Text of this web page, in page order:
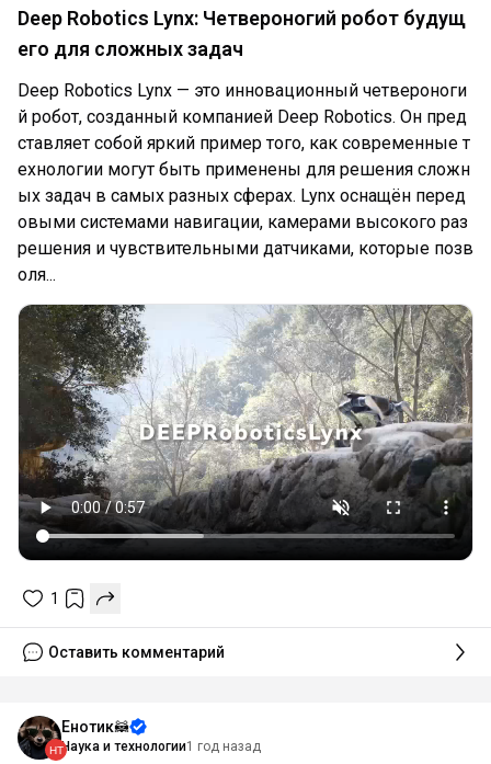
Deep Robotics Lynx: Четвероногий робот будущ
его для сложных задач
Deep Robotics Lynx — это инновационный четвероноги
й робот, созданный компанией Deep Robotics. Он пред
ставляет собой яркий пример того, как современные т
ехнологии могут быть применены для решения сложн
ых задач в самых разных сферах. Lynx оснащён перед
овыми системами навигации, камерами высокого раз
решения и чувствительными датчиками, которые позв
оля...
1
Оставить комментарий
Енотик🦝
Наука и технологии1 год назад